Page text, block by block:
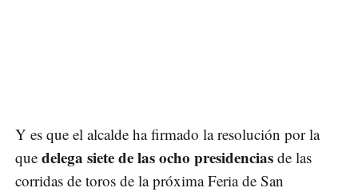
Y es que el alcalde ha firmado la resolución por la
que delega siete de las ocho presidencias de las
corridas de toros de la próxima Feria de San